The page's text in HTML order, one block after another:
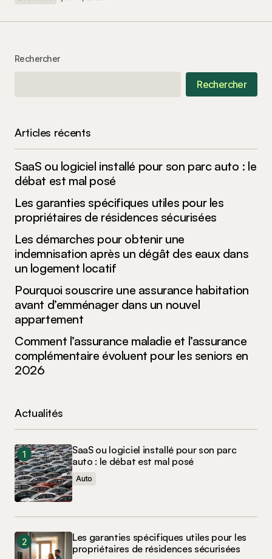
Enregistrer mon nom, mon e-mail et mon site
Rechercher
Rechercher
Articles récents
SaaS ou logiciel installé pour son parc auto : le
débat est mal posé
Les garanties spécifiques utiles pour les
propriétaires de résidences sécurisées
Les démarches pour obtenir une
indemnisation après un dégât des eaux dans
un logement locatif
Pourquoi souscrire une assurance habitation
avant d’emménager dans un nouvel
appartement
Comment l’assurance maladie et l’assurance
complémentaire évoluent pour les seniors en
2026
Actualités
SaaS ou logiciel installé pour son parc
auto : le débat est mal posé
Auto
Les garanties spécifiques utiles pour les
propriétaires de résidences sécurisées